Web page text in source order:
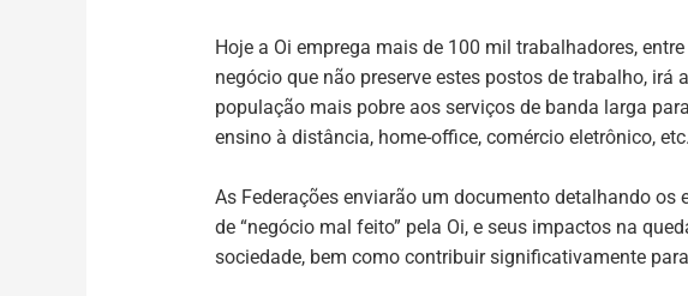
Hoje a Oi emprega mais de 100 mil trabalhadores,
negócio que não preserve estes postos de trabalho,
população mais pobre aos serviços de banda larga
ensino à distância, home-office, comércio eletrônico, etc.
As Federações enviarão um documento detalhando
de “negócio mal feito” pela Oi, e seus impactos na
sociedade, bem como contribuir significativamente